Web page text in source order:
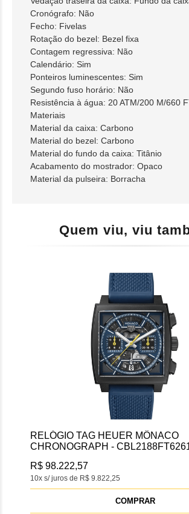
Cronógrafo: Não
Fecho: Fivelas
Rotação do bezel: Bezel fixa
Contagem regressiva: Não
Calendário: Sim
Ponteiros luminescentes: Sim
Segundo fuso horário: Não
Resistência à água: 20 ATM/200 M/660
Materiais
Material da caixa: Carbono
Material do bezel: Carbono
Material do fundo da caixa: Titânio
Acabamento do mostrador: Opaco
Material da pulseira: Borracha
Quem viu, viu
RELÓGIO TAG HEUER MÔNACO
CHRONOGRAPH -
10x s/ juros de R$ 9.822,25
R$ 98.222,57
COMPRAR